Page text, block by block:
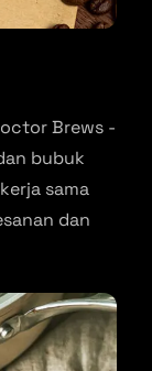
Brews -
bubuk
sama
dan